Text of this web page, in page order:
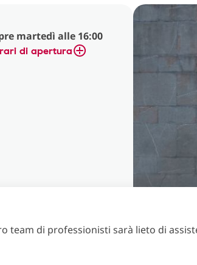
martedì alle 16:00
di apertura
team di professionisti sarà lieto di